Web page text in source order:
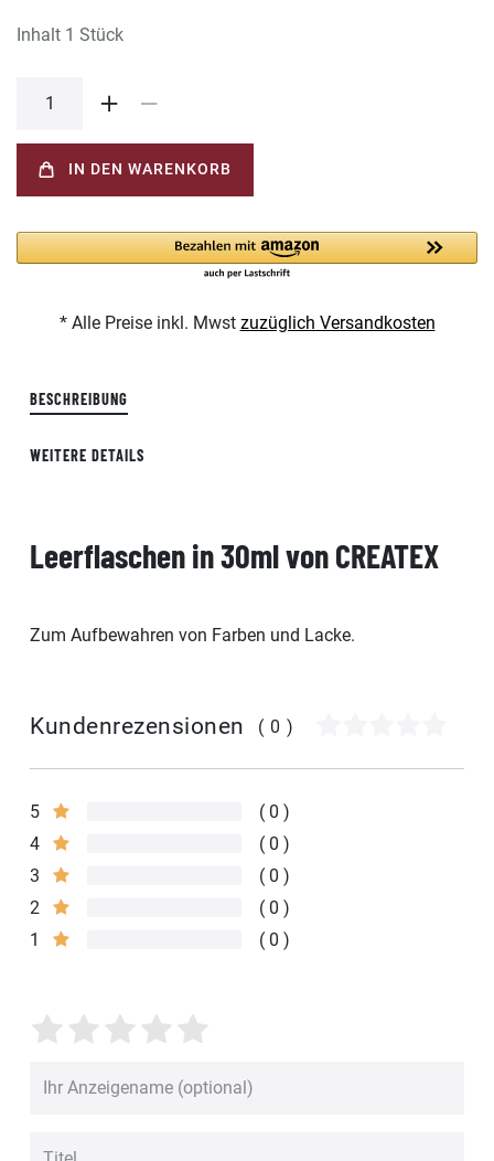
Inhalt 1 Stück
IN DEN WARENKORB
* Alle Preise inkl. Mwst zuzüglich Versandkosten
BESCHREIBUNG
WEITERE DETAILS
Leerflaschen in 30ml von CREATEX
Zum Aufbewahren von Farben und Lacke.
Kundenrezensionen (0)
5
0
4
0
3
0
2
0
1
0